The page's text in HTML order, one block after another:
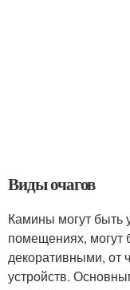
Виды очагов
Камины могут быть
помещениях, могут
декоративными, от
устройств.